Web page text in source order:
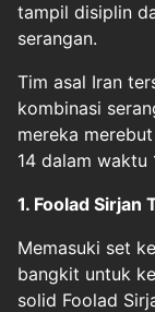
tampil disiplin
serangan.
Tim asal Iran
kombinasi
mereka
14 dalam waktu
1. Foolad Sirjan
Memasuki set
bangkit untuk
solid Foolad